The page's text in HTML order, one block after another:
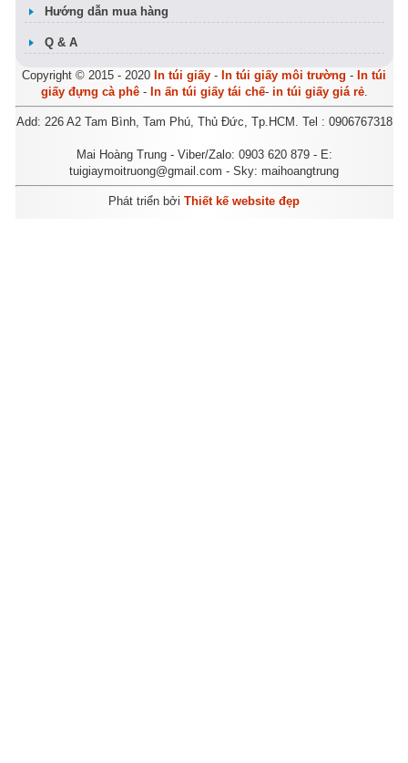
Hướng dẫn mua hàng
Q & A
Copyright © 2015 - 2020 In túi giấy - In túi giấy môi trường - In túi
giấy đựng cà phê - In ấn túi giấy tái chế- in túi giấy giá rẻ.
Add: 226 A2 Tam Bình, Tam Phú, Thủ Đức, Tp.HCM. Tel : 0906767318
Mai Hoàng Trung - Viber/Zalo: 0903 620 879 - E:
tuigiaymoitruong@gmail.com - Sky: maihoangtrung
Phát triển bởiThiết kế website đẹp